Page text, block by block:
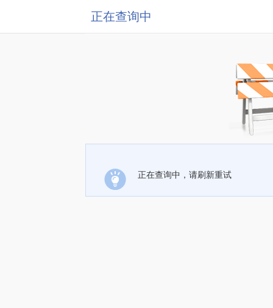
正在查询中
正在查询中，请刷新重试